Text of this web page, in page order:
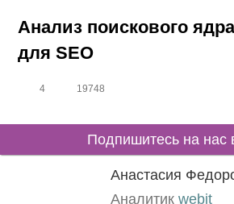
Анализ поискового ядра
SEO
4 19748
Подпишитесь на нас
Анастасия
Аналитикwebit